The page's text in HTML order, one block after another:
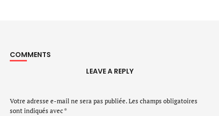
COMMENTS
LEAVE A REPLY
Votre adresse e-mail ne sera pas publiée.Les champs obligatoires
sont indiqués avec*